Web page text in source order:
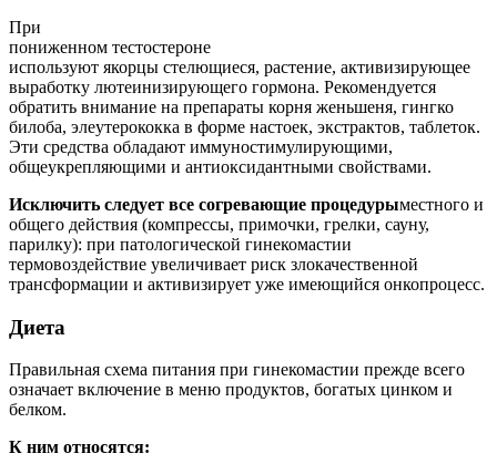
При
пониженном тестостероне
используют якорцы стелющиеся, растение, активизирующее
выработку лютеинизирующего гормона. Рекомендуется
обратить внимание на препараты корня женьшеня, гингко
билоба, элеутерококка в форме настоек, экстрактов, таблеток.
Эти средства обладают иммуностимулирующими,
общеукрепляющими и антиоксидантными свойствами.
Исключить следует все согревающие процедурыместного и
общего действия (компрессы, примочки, грелки, сауну,
парилку): при патологической гинекомастии
термовоздействие увеличивает риск злокачественной
трансформации и активизирует уже имеющийся онкопроцесс.
Диета
Правильная схема питания при гинекомастии прежде всего
означает включение в меню продуктов, богатых цинком и
белком.
К ним относятся: